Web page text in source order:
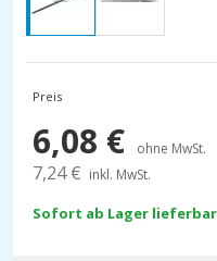
Preis
6,08 € ohne MwSt.
7,24€ inkl. MwSt.
Sofort ab Lager